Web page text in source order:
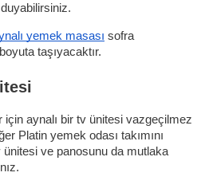
yemek masası sofra
taşıyacaktır.
aynalı bir tv ünitesi vazgeçilmez
Platin yemek odası takımını
ünitesi ve panosunu da mutlaka